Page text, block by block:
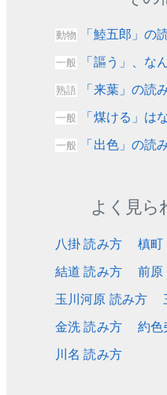
動物 「鯥五郎」の
一般 「謳う」、な
熟語 「来葉」の読
一般 「煤ける」は
一般 「出色」の読
よく見ら
八掛 読み方 槙町
結道 読み方
前原
玉川河原 読み方
金洗 読み方
約色
川名 読み方